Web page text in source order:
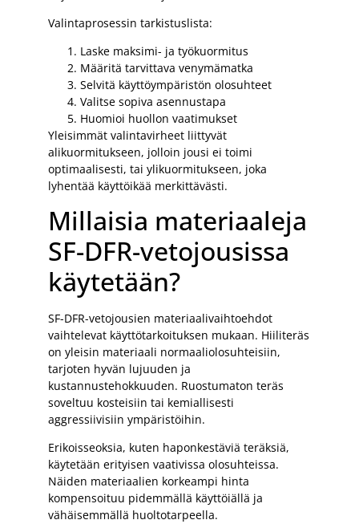
Valintaprosessin tarkistuslista:
Laske maksimi- ja työkuormitus
Määritä tarvittava venymämatka
Selvitä käyttöympäristön olosuhteet
Valitse sopiva asennustapa
Huomioi huollon vaatimukset
Yleisimmät valintavirheet liittyvät
alikuormitukseen, jolloin jousi ei toimi
optimaalisesti, tai ylikuormitukseen, joka
lyhentää käyttöikää merkittävästi.
Millaisia materiaaleja
SF-DFR-vetojousissa
käytetään?
SF-DFR-vetojousien materiaalivaihtoehdot
vaihtelevat käyttötarkoituksen mukaan. Hiiliteräs
on yleisin materiaali normaaliolosuhteisiin,
tarjoten hyvän lujuuden ja
kustannustehokkuuden. Ruostumaton teräs
soveltuu kosteisiin tai kemiallisesti
aggressiivisiin ympäristöihin.
Erikoisseoksia, kuten haponkestäviä teräksiä,
käytetään erityisen vaativissa olosuhteissa.
Näiden materiaalien korkeampi hinta
kompensoituu pidemmällä käyttöiällä ja
vähäisemmällä huoltotarpeella.